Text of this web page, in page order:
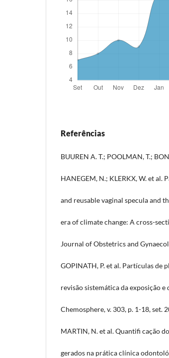
Referências
BUUREN A. T.; POOLMAN, T.;
HANEGEM, N.; KLERKX, W. et al.
and reusable vaginal specula and
era of climate change: A cross-
Journal of Obstetrics and
GOPINATH, P. et al. Partículas de
revisão sistemática da exposição e
Chemosphere, v. 303, p. 1-18, set.
MARTIN, N. et al. Quantifi cação
gerados na prática clínica